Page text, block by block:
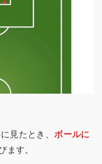
見たとき、ボールに
ます。